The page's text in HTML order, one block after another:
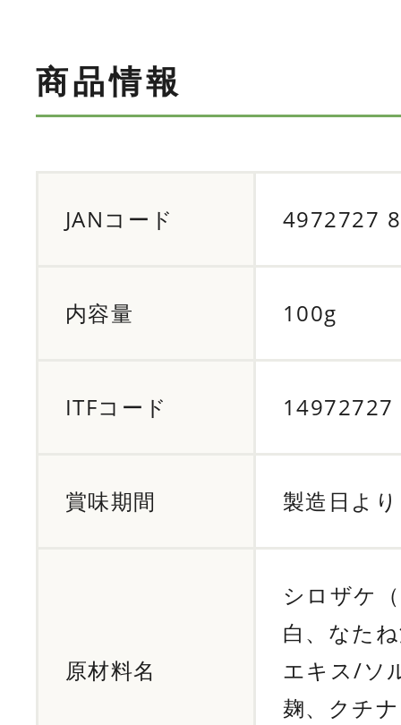
商品情報
JANコード 4972727
内容量 100g
ITFコード
賞味期間 製造日よ
原材料名
シロザケ
白、なた
エキス/ソ
麹、クチ